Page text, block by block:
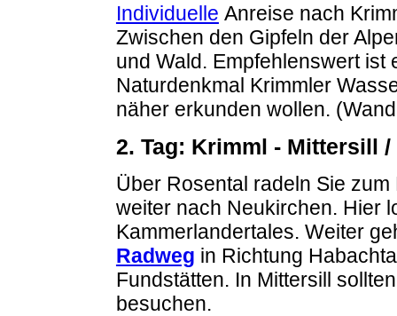
Individuelle Anreise nach
Zwischen den Gipfeln der
und Wald. Empfehlenswert ist
Naturdenkmal Krimmler
näher erkunden wollen.
2. Tag: Krimml - Mittersill
Über Rosental radeln Sie
weiter nach Neukirchen. Hier
Kammerlandertales. Weiter
Radweg in Richtung
Fundstätten. In Mittersill
besuchen.